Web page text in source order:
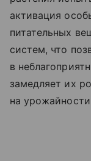
активация
питательных
систем, что
в
замедляет их
на